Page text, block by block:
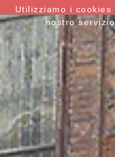
Utilizziamo i
nostro